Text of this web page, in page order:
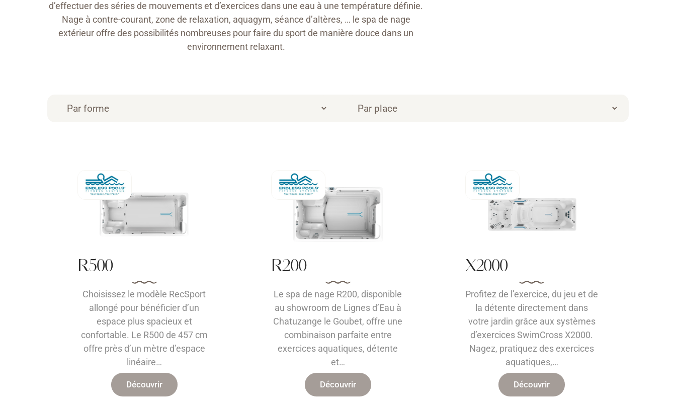
d’effectuer des séries de mouvements et d’exercices dans une eau à une température définie.
Nage à contre-courant, zone de relaxation, aquagym, séance d’altères, … le spa de nage
extérieur offre des possibilités nombreuses pour faire du sport de manière douce dans un
environnement relaxant.
R500
Choisissez le modèle RecSport
allongé pour bénéficier d’un
espace plus spacieux et
confortable. Le R500 de 457 cm
offre près d’un mètre d’espace
linéaire…
Découvrir
R200
Le spa de nage R200, disponible
au showroom de Lignes d’Eau à
Chatuzange le Goubet, offre une
combinaison parfaite entre
exercices aquatiques, détente
et…
Découvrir
X2000
Profitez de l’exercice, du jeu et de
la détente directement dans
votre jardin grâce aux systèmes
d’exercices SwimCross X2000.
Nagez, pratiquez des exercices
aquatiques,…
Découvrir